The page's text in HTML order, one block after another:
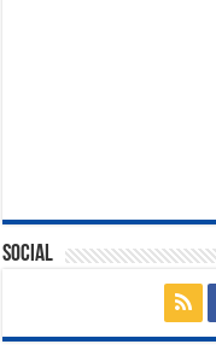
Social